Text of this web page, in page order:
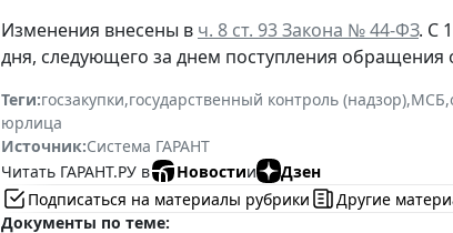
Изменения внесены в ч. 8 ст. 93 Закона № 44-ФЗ. С
дня, следующего за днем поступления обращения
Теги:госзакупки,государственный контроль (надзор),МСБ,
юрлица
Источник:Система ГАРАНТ
Читать ГАРАНТ.РУ в
Новостии
Дзен
Подписаться на материалы рубрики
Другие
Документы по теме: